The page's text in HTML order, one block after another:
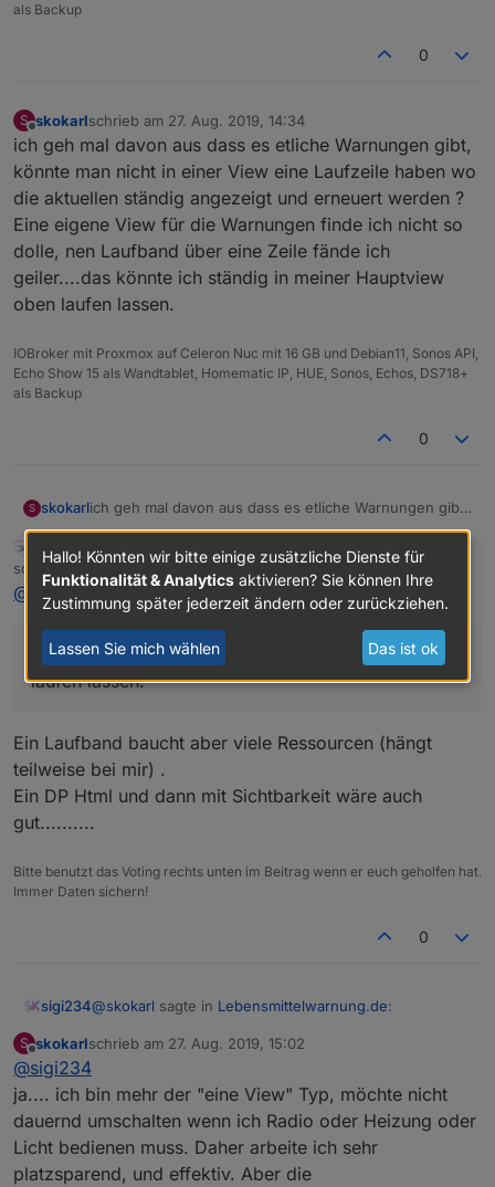
als Backup
0
S
Offline
skokarlschrieb am 27. Aug. 2019, 14:34
zuletzt editiert von
ich geh mal davon aus dass es etliche Warnungen gibt,
könnte man nicht in einer View eine Laufzeile haben wo
die aktuellen ständig angezeigt und erneuert werden ?
Eine eigene View für die Warnungen finde ich nicht so
dolle, nen Laufband über eine Zeile fände ich
geiler....das könnte ich ständig in meiner Hauptview
oben laufen lassen.
IOBroker mit Proxmox auf Celeron Nuc mit 16 GB und Debian11, Sonos API,
Echo Show 15 als Wandtablet, Homematic IP, HUE, Sonos, Echos, DS718+
als Backup
0
S skokarlich geh mal davon aus dass es etliche Warnungen gibt,
könnte man nicht in einer View eine Laufzeile haben
wo die aktuellen ständig angezeigt und erneuert
werden ? Eine eigene View für die Warnungen finde
ich nicht so dolle, nen Laufband über eine Zeile fände
ich geiler....das könnte ich ständig in meiner Hauptview
oben laufen lassen.
Online
schrieb am27. Aug. 2019, 14:38
zuletzt editiert von sigi234
@ skokarlsagte inLebensmittelwarnung.de:
das könnte ich ständig in meiner Hauptview oben
laufen lassen.
Ein Laufband baucht aber viele Ressourcen (hängt
teilweise bei mir) .
Ein DP Html und dann mit Sichtbarkeit wäre auch
gut..........
Bitte benutzt das Voting rechts unten im Beitrag wenn er euch geholfen hat.
Immer Daten sichern!
0
sigi234@skokarl sagte in Lebensmittelwarnung.de:
laufen lassen.
Ein Laufband baucht aber viele Ressourcen (hängt
teilweise bei mir) .
Ein DP Html und dann mit Sichtbarkeit wäre auch
gut..........
S
Offline
skokarlschrieb am 27. Aug. 2019, 15:02
zuletzt editiert von
@sigi234
ja.... ich bin mehr der "eine View" Typ, möchte nicht
dauernd umschalten wenn ich Radio oder Heizung oder
Licht bedienen muss. Daher arbeite ich sehr
platzsparend, und effektiv. Aber die
Hallo! Könnten wir bitte einige zusätzliche Dienste für
Funktionalität & Analytics aktivieren? Sie können Ihre
Zustimmung später jederzeit ändern oder zurückziehen.
Lassen Sie mich wählen Das ist ok